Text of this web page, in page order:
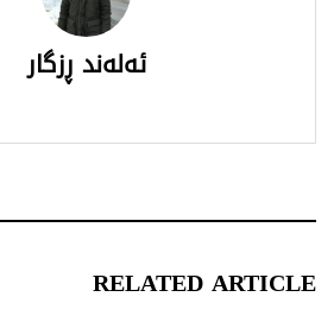
ئەلەند ڕزگار
RELATED ARTICLE